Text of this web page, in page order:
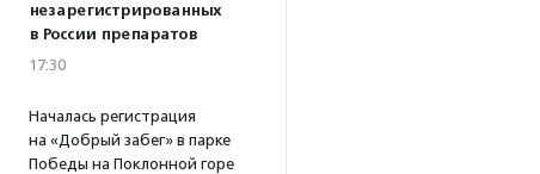
незарегистрированных
в России препаратов
17:30
Началась регистрация
на «Добрый забег» в парке
Победы на Поклонной горе